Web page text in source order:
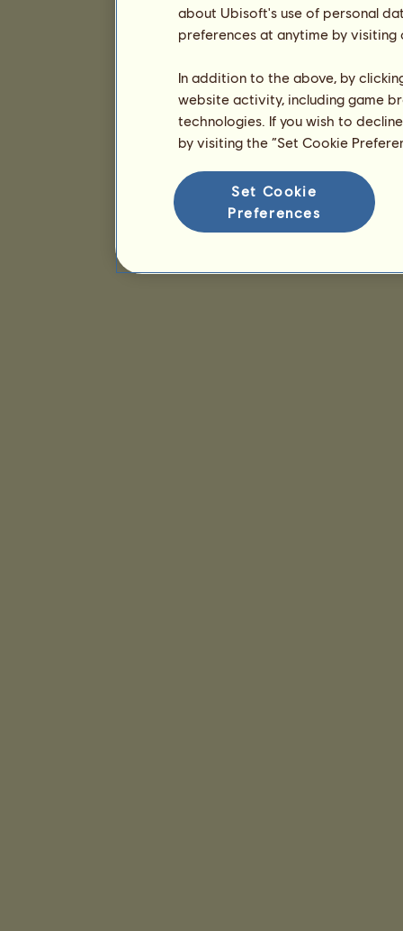
about Ubisoft's use of personal
preferences at anytime by
In addition to the above, by
website activity, including game
technologies. If you wish to
by visiting the “Set Cookie
Set Cookie
Preferences